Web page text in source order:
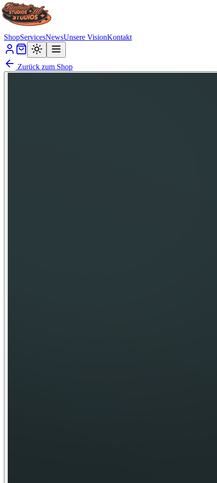
ShopServicesNewsUnsere VisionKontakt
Zurück zum Shop